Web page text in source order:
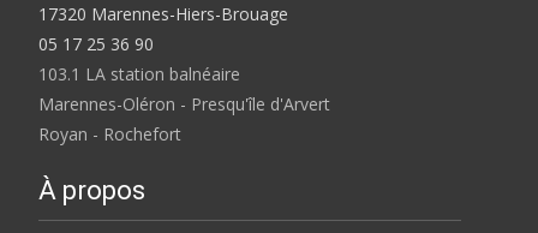
17320 Marennes-Hiers-Brouage
05 17 25 36 90
103.1 LA station balnéaire
Marennes-Oléron - Presqu'île d'Arvert
Royan - Rochefort
À propos